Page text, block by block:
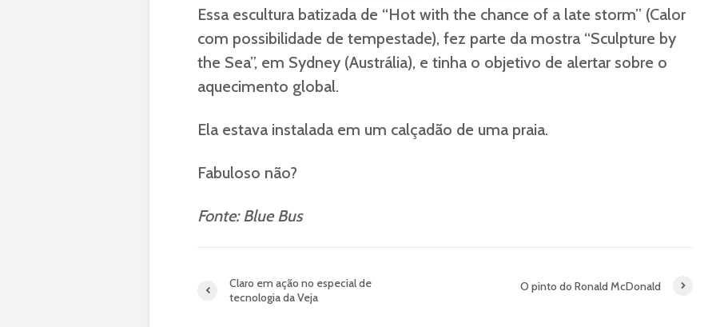
Essa escultura batizada de “Hot with the chance of a late storm” (Calor
com possibilidade de tempestade), fez parte da mostra “Sculpture by
the Sea”, em Sydney (Austrália), e tinha o objetivo de alertar sobre o
aquecimento global.
Ela estava instalada em um calçadão de uma praia.
Fabuloso não?
Fonte: Blue Bus
Claro em ação no especial de
tecnologia da Veja
O pinto do Ronald McDonald